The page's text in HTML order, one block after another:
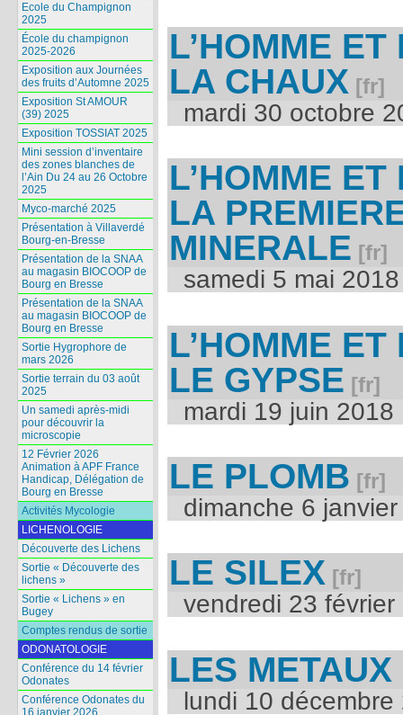
L’HOMME
LA CHAUX
mardi 30 octobre
L’HOMME
LA
MINERALE
samedi 5 mai 2018
L’HOMME
LE GYPSE
mardi 19 juin 2018
LE PLOMB
dimanche 6
LE SILEX
vendredi 23 février
LES
lundi 10 décembre
Ecole du Champignon
2025
École du champignon
2025-2026
Exposition aux Journées
des fruits d’Automne 2025
Exposition St AMOUR
(39) 2025
Exposition TOSSIAT 2025
Mini session d’inventaire
des zones blanches de
l’Ain Du 24 au 26 Octobre
2025
Myco-marché 2025
Présentation à Villaverdé
Bourg-en-Bresse
Présentation de la SNAA
au magasin BIOCOOP de
Bourg en Bresse
Présentation de la SNAA
au magasin BIOCOOP de
Bourg en Bresse
Sortie Hygrophore de
mars 2026
Sortie terrain du 03 août
2025
Un samedi après-midi
pour découvrir la
microscopie
12 Février 2026
Animation à APF France
Handicap, Délégation de
Bourg en Bresse
Activités Mycologie
LICHENOLOGIE
Découverte des Lichens
Sortie « Découverte des
lichens »
Sortie « Lichens » en
Bugey
Comptes rendus de sortie
ODONATOLOGIE
Conférence du 14 février
Odonates
Conférence Odonates du